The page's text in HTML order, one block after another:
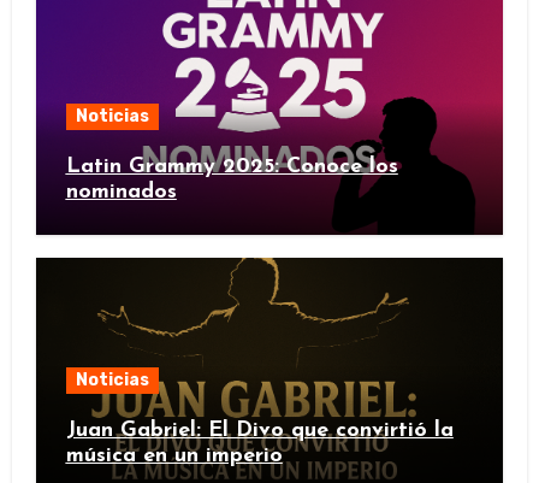
Noticias
Latin Grammy 2025: Conoce los
nominados
Noticias
Juan Gabriel: El Divo que convirtió la
música en un imperio